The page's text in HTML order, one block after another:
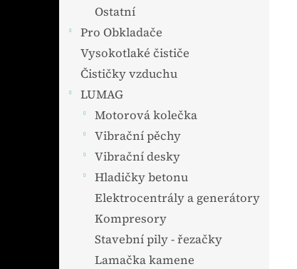
Ostatní
Pro Obkladače
Vysokotlaké čističe
Čističky vzduchu
LUMAG
Motorová kolečka
Vibrační pěchy
Vibrační desky
Hladičky betonu
Elektrocentrály a generátory
Kompresory
Stavební pily - řezačky
Lamačka kamene